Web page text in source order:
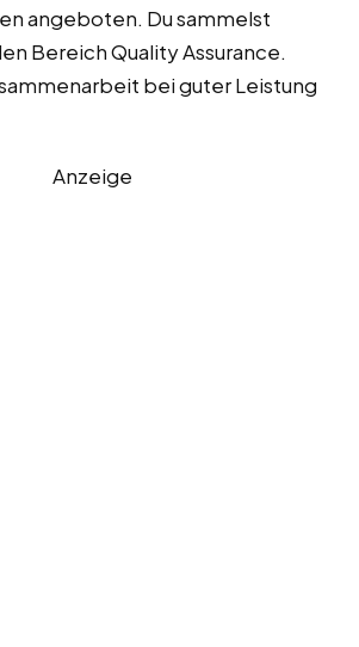
angeboten. Du sammelst
Bereich Quality Assurance.
bei guter Leistung
Anzeige